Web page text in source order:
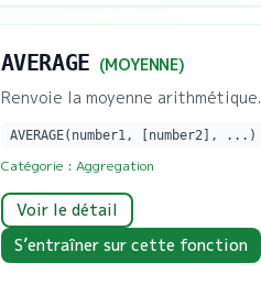
AVERAGE (MOYENNE)
Renvoie la moyenne arithmétique.
AVERAGE(number1, [number2], ...)
Catégorie : Aggregation
Voir le détail
S’entraîner sur cette fonction